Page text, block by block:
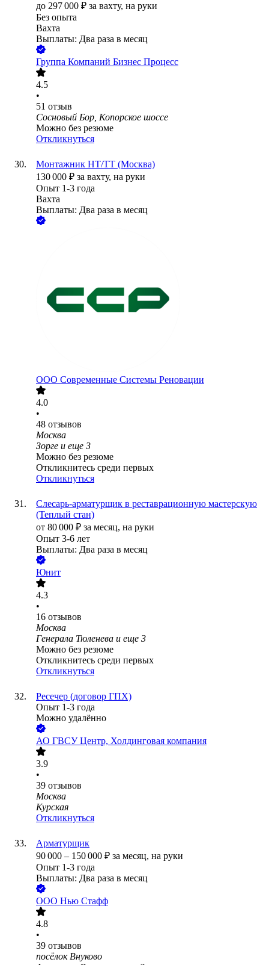
до 297 000 ₽ за вахту, на руки
Без опыта
Вахта
Выплаты: Два раза в месяц
Группа Компаний Бизнес Процесс
4.5
•
51 отзыв
Сосновый Бор, Копорское шоссе
Можно без резюме
Откликнуться
Монтажник НТ/ТТ (Москва)
130 000 ₽ за вахту, на руки
Опыт 1-3 года
Вахта
Выплаты: Два раза в месяц
ООО Современные Системы Реновации
4.0
•
48 отзывов
Москва
Зорге и еще 3
Можно без резюме
Откликнитесь среди первых
Откликнуться
Слесарь-арматурщик в реставрационную мастерскую
(Теплый стан)
от 80 000 ₽ за месяц, на руки
Опыт 3-6 лет
Выплаты: Два раза в месяц
Юнит
4.3
•
16 отзывов
Москва
Генерала Тюленева и еще 3
Можно без резюме
Откликнитесь среди первых
Откликнуться
Ресечер (договор ГПХ)
Опыт 1-3 года
Можно удалённо
АО ГВСУ Центр, Холдинговая компания
3.9
•
39 отзывов
Москва
Курская
Откликнуться
Арматурщик
90 000 – 150 000 ₽ за месяц, на руки
Опыт 1-3 года
Выплаты: Два раза в месяц
ООО Нью Стафф
4.8
•
39 отзывов
посёлок Внуково